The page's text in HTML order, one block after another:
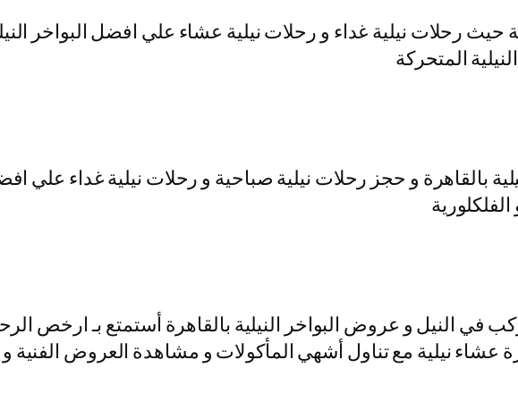
حيث رحلات نيلية غداء و رحلات نيلية عشاء علي افضل البواخر
المتحركة
بالقاهرة و حجز رحلات نيلية صباحية و رحلات نيلية غداء علي
النيل و عروض البواخر النيلية بالقاهرة أستمتع بـ ارخص
عشاء نيلية مع تناول أشهي المأكولات و مشاهدة العروض الفنية و